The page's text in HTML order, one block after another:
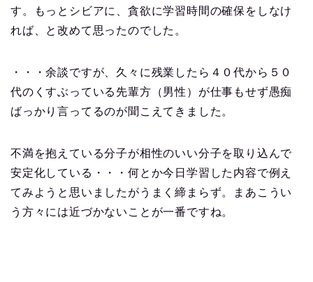
す。もっとシビアに、貪欲に学習時間の確保をしなけ
れば、と改めて思ったのでした。
・・・余談ですが、久々に残業したら４０代から５０
代のくすぶっている先輩方（男性）が仕事もせず愚痴
ばっかり言ってるのが聞こえてきました。
不満を抱えている分子が相性のいい分子を取り込んで
安定化している・・・何とか今日学習した内容で例え
てみようと思いましたがうまく締まらず。まあこうい
う方々には近づかないことが一番ですね。